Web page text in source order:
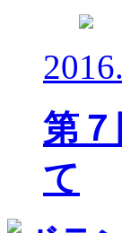
第
て